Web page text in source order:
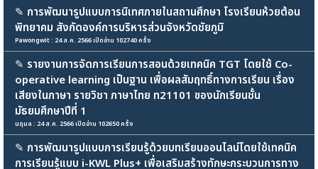
✎ การพัฒนารูปแบบการนิเทศภายในสถานศึกษา โรงเรียนห้วยต้อน
พิทยาคม สังกัดองค์การบริหารส่วนจังหวัดชัยภูมิ
Pawongwit : 24 ส.ค. 2566 เปิดอ่าน 102740 ครั้ง
✎ รายงานการจัดการเรียนการสอนด้วยเทคนิค TGT โดยใช้ Co-
operative learning เป็นฐาน เพื่อผลสัมฤทธิ์ทางการเรียน เรื่อง
เสียงในภาษา รายวิชา ภาษาไทย ท21101 ของนักเรียนชั้น
มัธยมศึกษาปีที่ 1
นฤมล : 24 ส.ค. 2566 เปิดอ่าน 102650 ครั้ง
✎ การพัฒนารูปแบบการเรียนรู้ด้วยบทเรียนออนไลน์โดยใช้เทคนิค
การเรียนรู้แบบ i-KWL Plus+ เพื่อเสริมสร้างทักษะกระบวนการทาง